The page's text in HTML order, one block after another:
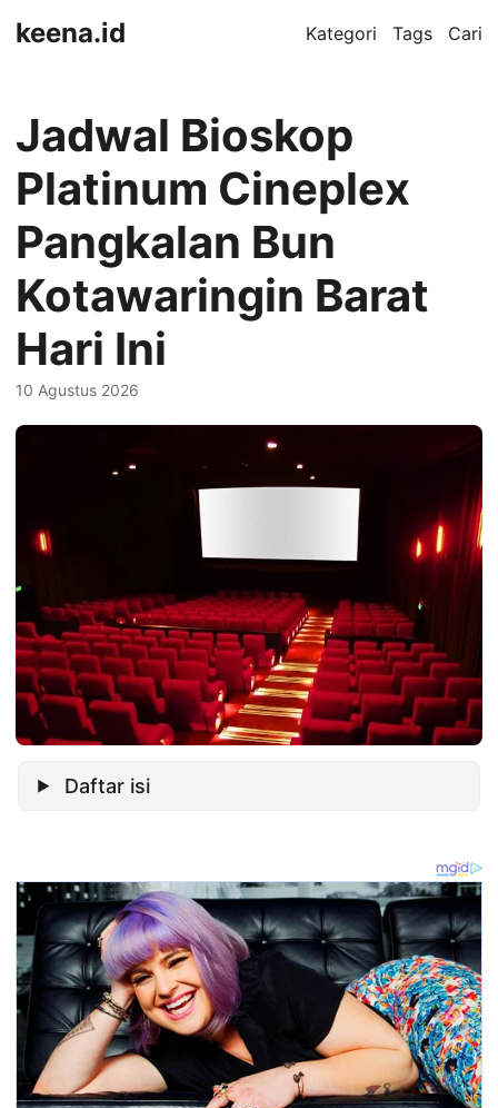
keena.id Kategori Tags Cari
Jadwal Bioskop
Platinum Cineplex
Pangkalan Bun
Kotawaringin Barat
Hari Ini
10 Agustus 2026
Daftar isi